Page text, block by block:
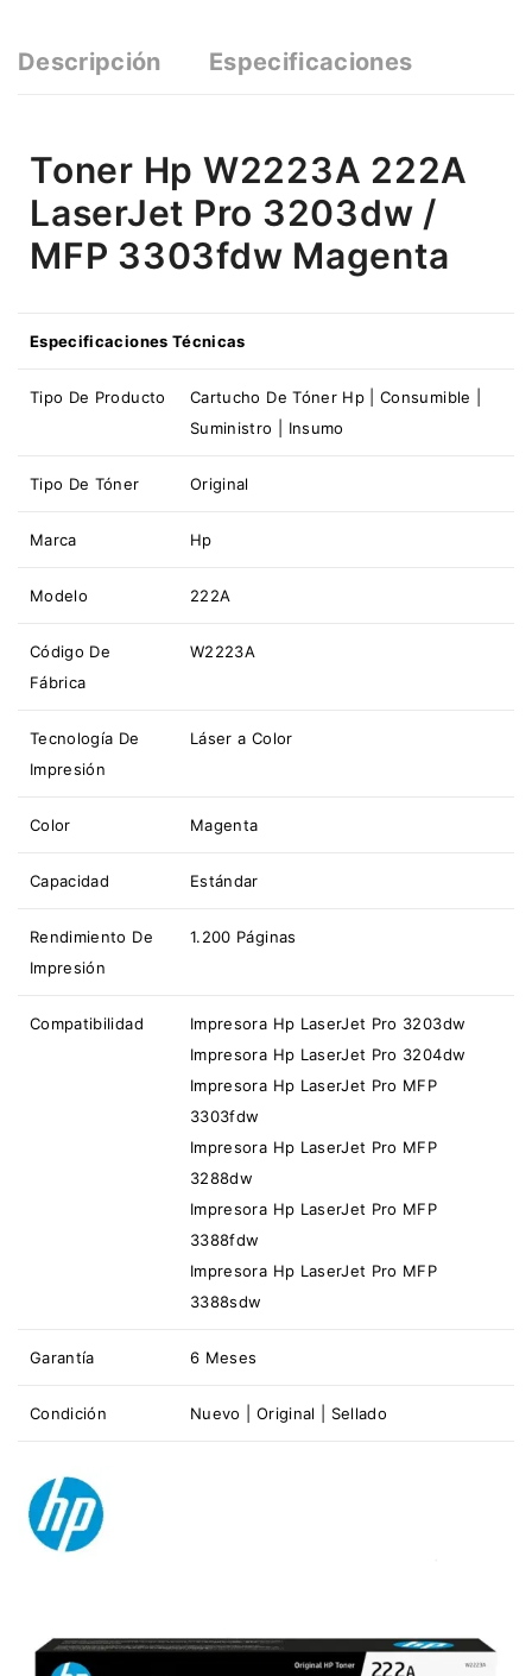
Descripción Especificaciones
Toner Hp W2223A 222A
LaserJet Pro 3203dw /
MFP 3303fdw Magenta
Especificaciones Técnicas
Tipo De Producto
Cartucho De Tóner Hp | Consumible |
Suministro | Insumo
Tipo De Tóner Original
Marca Hp
Modelo 222A
Código De
Fábrica
W2223A
Tecnología De
Impresión
Láser a Color
Color Magenta
Capacidad Estándar
Rendimiento De
Impresión
1.200 Páginas
Compatibilidad
Impresora Hp LaserJet Pro 3203dw
Impresora Hp LaserJet Pro 3204dw
Impresora Hp LaserJet Pro MFP
3303fdw
Impresora Hp LaserJet Pro MFP
3288dw
Impresora Hp LaserJet Pro MFP
3388fdw
Impresora Hp LaserJet Pro MFP
3388sdw
Garantía 6 Meses
Condición Nuevo | Original | Sellado